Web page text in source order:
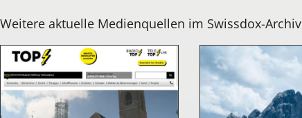
Weitere aktuelle Medienquellen im Swissdox-Archiv